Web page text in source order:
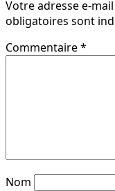
Votre adresse e-
obligatoires sont
Commentaire*
Nom